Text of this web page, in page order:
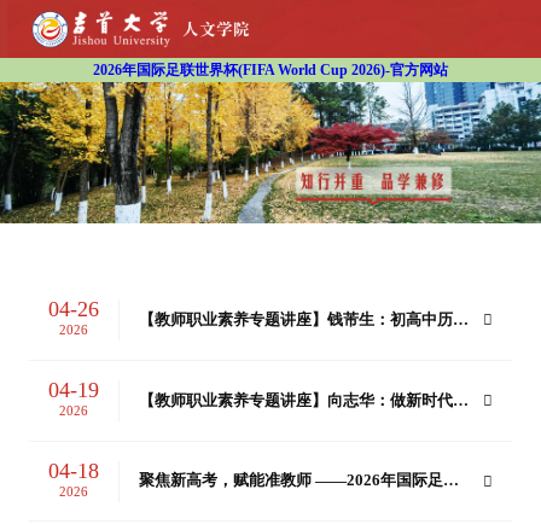
2026年国际足联世界杯(FIFA World Cup 2026)-官方网站
04-26
2026
【教师职业素养专题讲座】钱芾生：初高中历史
04-19
2026
【教师职业素养专题讲座】向志华：做新时代合
04-18
2026
聚焦新高考，赋能准教师 ——2026年国际足联